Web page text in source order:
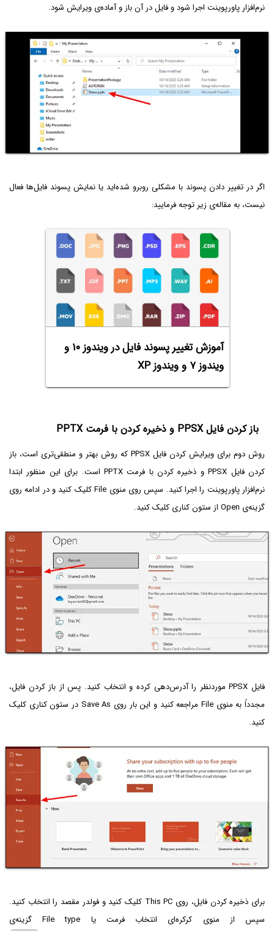
نرم‌افزار پاورپوینت اجرا شود و فایل در آن باز و آماده‌ی ویرایش شود.
اگر در تغییر دادن پسوند با مشکلی روبرو شده‌اید یا نمایش پسوند فایل‌ها فعال
نیست، به مقاله‌ی زیر توجه فرمایید:
آموزش تغییر پسوند فایل در ویندوز ۱۰ و
ویندوز ۷ و ویندوز XP
باز کردن فایل PPSX و ذخیره کردن با فرمت PPTX
روش دوم برای ویرایش کردن فایل PPSX که روش بهتر و منطقی‌تری است، باز
کردن فایل PPSX و ذخیره کردن با فرمت PPTX است. برای این منظور ابتدا
نرم‌افزار پاورپوینت را اجرا کنید. سپس روی منوی File کلیک کنید و در ادامه روی
گزینه‌ی Open از ستون کناری کلیک کنید.
فایل PPSX موردنظر را آدرس‌دهی کرده و انتخاب کنید. پس از باز کردن فایل،
مجدداً به منوی File مراجعه کنید و این بار روی Save As در ستون کناری کلیک
کنید.
برای ذخیره کردن فایل، روی This PC کلیک کنید و فولدر مقصد را انتخاب کنید.
سپس از منوی کرکره‌ای انتخاب فرمت یا File type گزینه‌ی